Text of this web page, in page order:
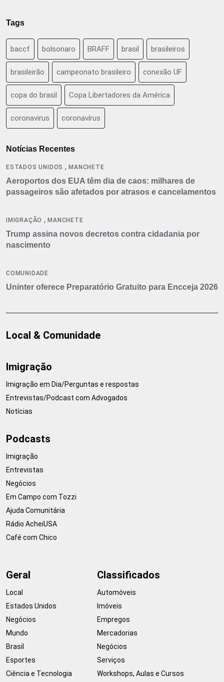
Tags
baccf bolsonaro BRAFF brasil brasileiros
brasileirão campeonato brasileiro conexão UF
copa do brasil Copa Libertadores da América
coronavirus coronavírus
Notícias Recentes
ESTADOS UNIDOS ,MANCHETE
Aeroportos dos EUA têm dia de caos: milhares de
passageiros são afetados por atrasos e cancelamentos
IMIGRAÇÃO ,MANCHETE
Trump assina novos decretos contra cidadania por
nascimento
COMUNIDADE
Uninter oferece Preparatório Gratuito para Encceja 2026
Local & Comunidade
Imigração
Imigração em Dia/Perguntas e respostas
Entrevistas/Podcast com Advogados
Notícias
Podcasts
Imigração
Entrevistas
Negócios
Em Campo com Tozzi
Ajuda Comunitária
Rádio AcheiUSA
Café com Chico
Geral
Local
Estados Unidos
Negócios
Mundo
Brasil
Esportes
Ciência e Tecnologia
Classificados
Automóveis
Imóveis
Empregos
Mercadorias
Negócios
Serviços
Workshops, Aulas e Cursos